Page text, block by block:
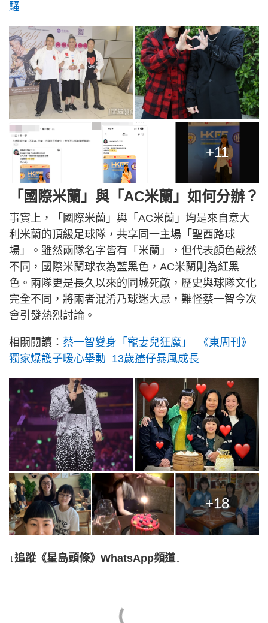
騷
+11
「國際米蘭」與「AC米蘭」如何分辦？
事實上，「國際米蘭」與「AC米蘭」均是來自意大
利米蘭的頂級足球隊，共享同一主場「聖西路球
場」。雖然兩隊名字皆有「米蘭」，但代表顏色截然
不同，國際米蘭球衣為藍黑色，AC米蘭則為紅黑
色。兩隊更是長久以來的同城死敵，歷史與球隊文化
完全不同，將兩者混淆乃球迷大忌，難怪蔡一智今次
會引發熱烈討論。
相關閱讀： 蔡一智變身「寵妻兒狂魔」 《東周刊》
獨家爆護子暖心舉動 13歲孻仔暴風成長
+18
↓追蹤《星島頭條》WhatsApp頻道↓